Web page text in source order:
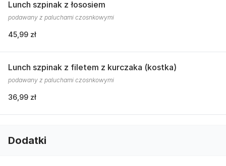
Lunch szpinak z łososiem
podawany z paluchami czosnkowymi
45,99 zł
Lunch szpinak z filetem z kurczaka (kostka)
podawany z paluchami czosnkowymi
36,99 zł
Dodatki